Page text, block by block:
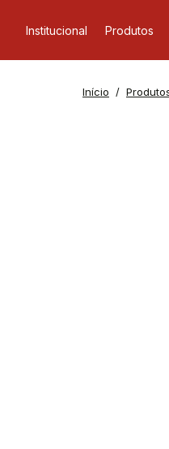
Institucional Produtos
Início